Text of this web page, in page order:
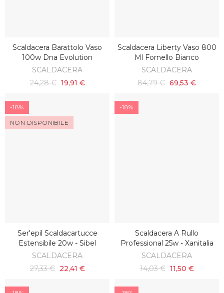
AGGIUNGI AL CARRELLO
Scaldacera Barattolo Vaso
100w Dna Evolution
SCALDACERA
24,28 € 19,91 €
AGGIUNGI AL CARRELLO
Scaldacera Liberty Vaso 800
Ml Fornello Bianco
SCALDACERA
84,79 € 69,53 €
-18%
NON DISPONIBILE
SCOPRI
Ser'epil Scaldacartucce
Estensibile 20w - Sibel
SCALDACERA
27,33 € 22,41 €
-18%
AGGIUNGI AL CARRELLO
Scaldacera A Rullo
Professional 25w - Xanitalia
SCALDACERA
14,03 € 11,50 €